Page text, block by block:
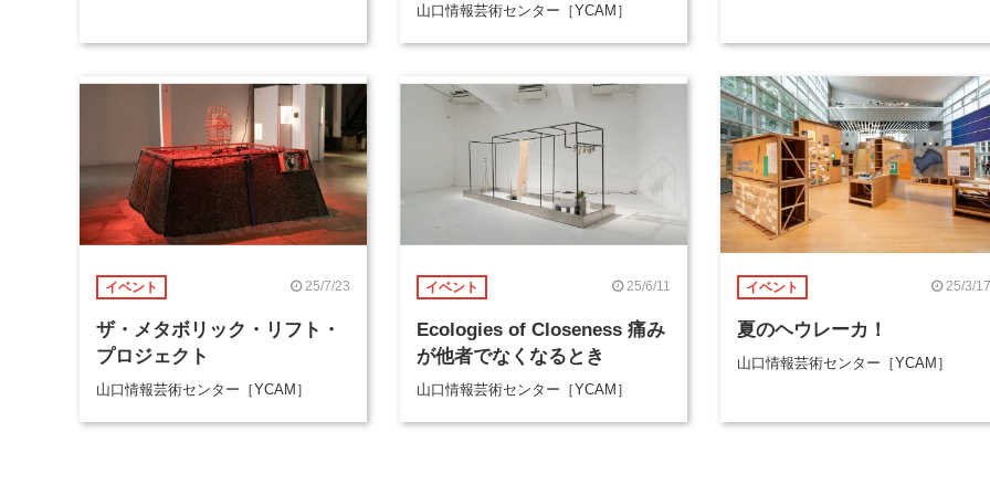
山口情報芸術センター［YCAM］
イベント 25/7/23
ザ・メタボリック・リフト・
プロジェクト
山口情報芸術センター［YCAM］
イベント 25/6/11
Ecologies of Closeness 痛み
が他者でなくなるとき
山口情報芸術センター［YCAM］
イベント 25/3/17
夏のヘウレーカ！
山口情報芸術センター［YCAM］